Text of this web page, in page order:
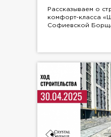
Рассказываем о
комфорт-класса
Софиевской